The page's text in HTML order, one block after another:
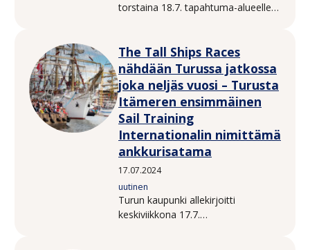
torstaina 18.7. tapahtuma-alueelle
tapahtuman virallisia avajaisia.
The Tall Ships Races
nähdään Turussa jatkossa
joka neljäs vuosi – Turusta
Itämeren ensimmäinen
Sail Training
Internationalin nimittämä
ankkurisatama
17.07.2024
uutinen
Turun kaupunki allekirjoitti
keskiviikkona 17.7.